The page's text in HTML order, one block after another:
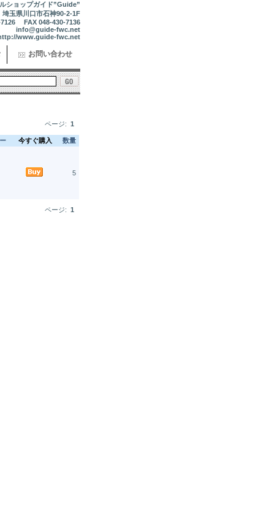
ショップガイド”Guide”
埼玉県川口市石神90-2-1F
7126 FAX 048-430-7136
info@guide-fwc.net
www.guide-fwc.net
お問い合わせ
ページ: 1
今すぐ購入 数量
5
ページ: 1